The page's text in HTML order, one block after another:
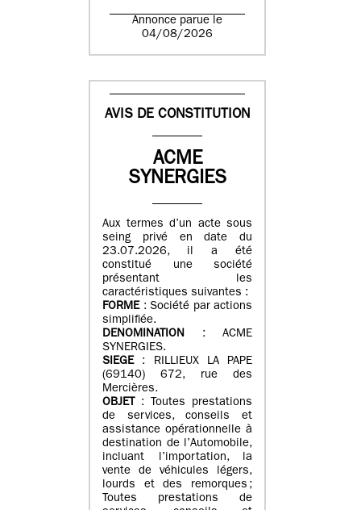
Annonce parue le
04/08/2026
AVIS DE CONSTITUTION
ACME
SYNERGIES
Aux termes d’un acte sous
seing privé en date du
23.07.2026, il a été
constitué une société
présentant les
caractéristiques suivantes :
FORME: Société par actions
simplifiée.
DENOMINATION : ACME
SYNERGIES.
SIEGE: RILLIEUX LA PAPE
(69140) 672, rue des
Mercières.
OBJET
: Toutes prestations
de services, conseils et
assistance opérationnelle à
destination de l’Automobile,
incluant l’importation, la
vente de véhicules légers,
lourds et des remorques ;
Toutes prestations de